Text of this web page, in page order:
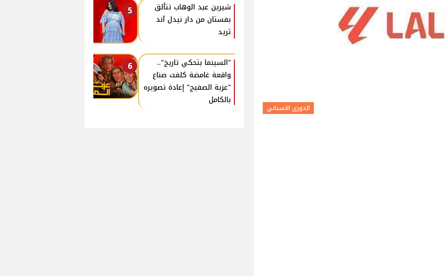
الدورى الاسباني
5
شيرين عبد الوهاب تتألق
بفستان من دار نيدل آند
ثريد
6
"السينما بتحكي تاريخ"..
واقعة غامضة كلفت صناع
"عزبة الصفيح" إعادة تصويره
بالكامل